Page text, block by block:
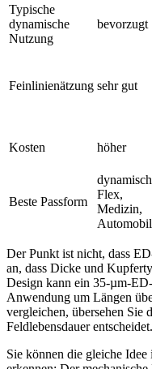
Typische
dynamische
Nutzung
bevorzugt
Feinlinienätzung sehr gut
Kosten höher
Beste Passform
Flex,
Medizin,
Automobil
Der Punkt ist nicht, dass
an, dass Dicke und
Design kann ein 35-µm-
Anwendung um Längen
vergleichen, übersehen Sie
Feldlebensdauer entscheidet.
Sie können die gleiche Idee